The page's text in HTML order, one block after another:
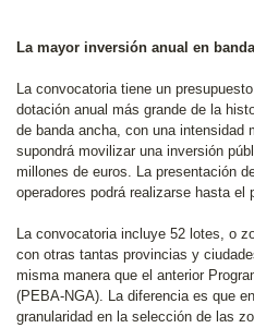
La mayor inversión anual en
La convocatoria tiene un
dotación anual más grande de la
de banda ancha, con una intensidad
supondrá movilizar una inversión
millones de euros. La presentación
operadores podrá realizarse hasta el
La convocatoria incluye 52 lotes, o
con otras tantas provincias y
misma manera que el anterior
(PEBA-NGA). La diferencia es que
granularidad en la selección de las